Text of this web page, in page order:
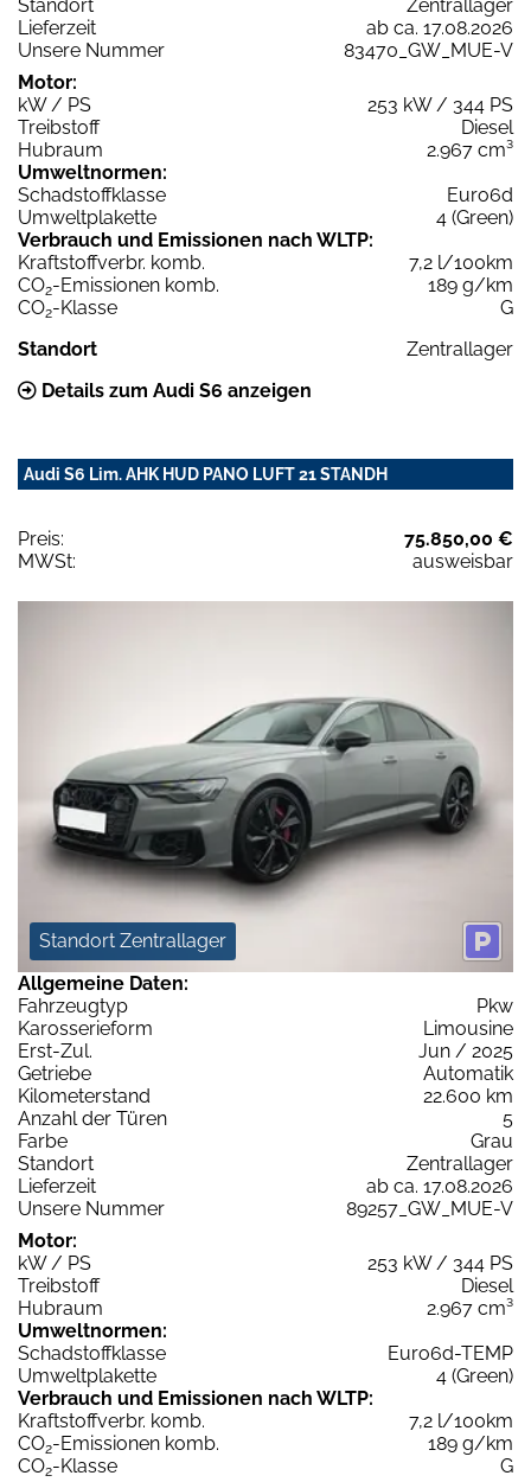
Standort
Zentrallager
Lieferzeit
ab ca. 17.08.2026
Unsere Nummer
83470_GW_MUE-V
Motor:
kW / PS
253 kW / 344 PS
Treibstoff
Diesel
Hubraum
2.967 cm³
Umweltnormen:
Schadstoffklasse
Euro6d
Umweltplakette
4 (Green)
Verbrauch und Emissionen nach WLTP:
Kraftstoffverbr. komb.
7,2 l/100km
CO2-Emissionen komb.
189 g/km
CO2-Klasse
G
Standort
Zentrallager
Details zum Audi S6 anzeigen
Audi S6 Lim. AHK HUD PANO LUFT 21 STANDH
Preis:
75.850,00 €
MWSt:
ausweisbar
Standort Zentrallager
Allgemeine Daten:
Fahrzeugtyp
Pkw
Karosserieform
Limousine
Erst-Zul.
Jun / 2025
Getriebe
Automatik
Kilometerstand
22.600 km
Anzahl der Türen
5
Farbe
Grau
Standort
Zentrallager
Lieferzeit
ab ca. 17.08.2026
Unsere Nummer
89257_GW_MUE-V
Motor:
kW / PS
253 kW / 344 PS
Treibstoff
Diesel
Hubraum
2.967 cm³
Umweltnormen:
Schadstoffklasse
Euro6d-TEMP
Umweltplakette
4 (Green)
Verbrauch und Emissionen nach WLTP:
Kraftstoffverbr. komb.
7,2 l/100km
CO2-Emissionen komb.
189 g/km
CO2-Klasse
G